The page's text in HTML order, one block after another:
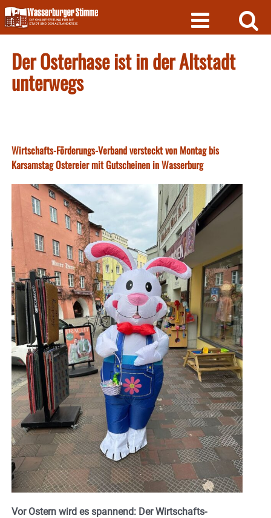
Skip
to
content
Der Osterhase ist in der Altstadt
unterwegs
Wirtschafts-Förderungs-Verband versteckt von Montag bis
Karsamstag Ostereier mit Gutscheinen in Wasserburg
Vor Ostern wird es spannend: Der Wirtschafts-